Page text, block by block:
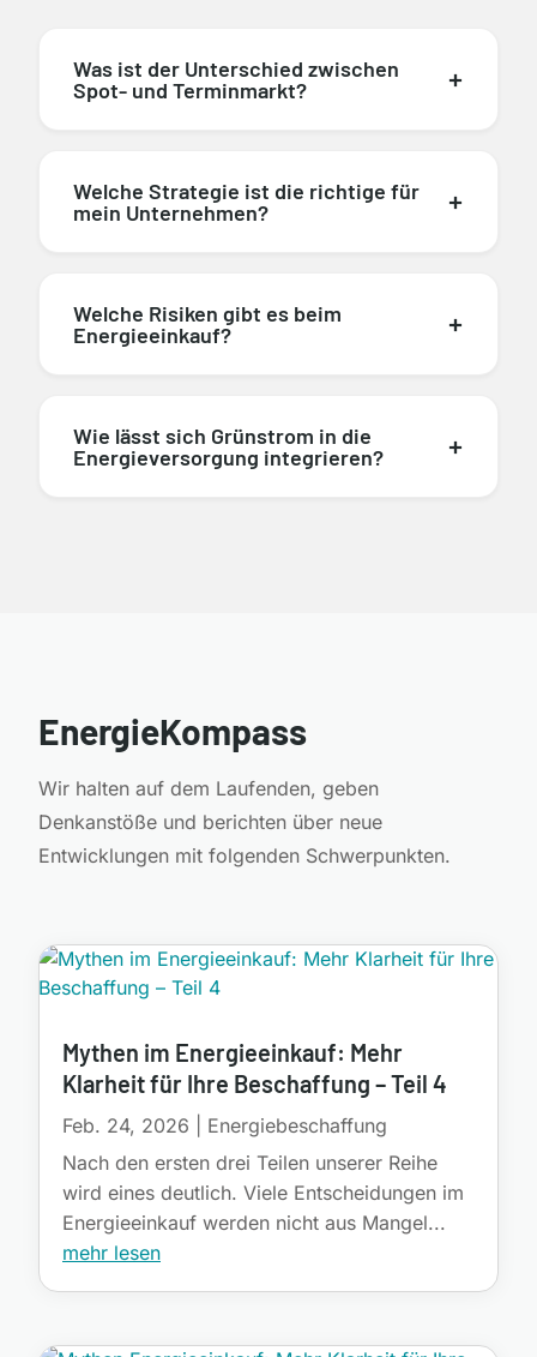
Was ist der Unterschied zwischen
Spot- und Terminmarkt?
Welche Strategie ist die richtige für
mein Unternehmen?
Welche Risiken gibt es beim
Energieeinkauf?
Wie lässt sich Grünstrom in die
Energieversorgung integrieren?
EnergieKompass
Wir halten auf dem Laufenden, geben
Denkanstöße und berichten über neue
Entwicklungen mit folgenden Schwerpunkten.
Mythen im Energieeinkauf: Mehr
Klarheit für Ihre Beschaffung – Teil 4
Feb. 24, 2026
Energiebeschaffung
Nach den ersten drei Teilen unserer Reihe
wird eines deutlich. Viele Entscheidungen im
Energieeinkauf werden nicht aus Mangel...
mehr lesen